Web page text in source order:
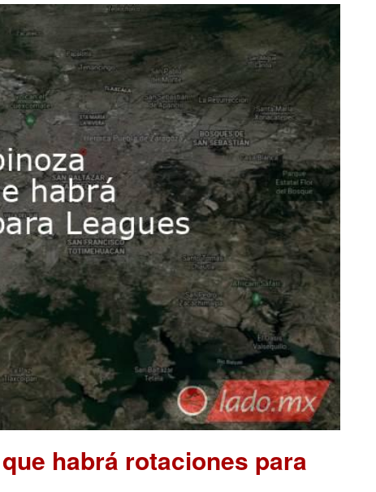
habrá rotaciones para